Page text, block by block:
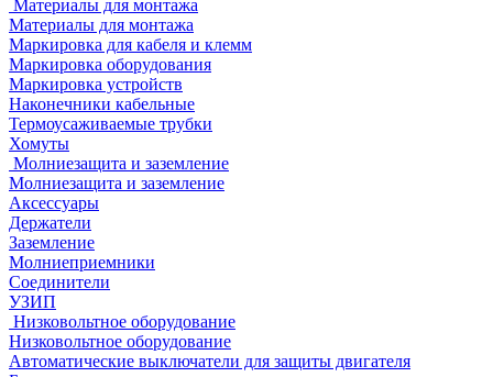
Материалы для монтажа
Материалы для монтажа
Маркировка для кабеля и клемм
Маркировка оборудования
Маркировка устройств
Наконечники кабельные
Термоусаживаемые трубки
Хомуты
Молниезащита и заземление
Молниезащита и заземление
Аксессуары
Держатели
Заземление
Молниеприемники
Соединители
УЗИП
Низковольтное оборудование
Низковольтное оборудование
Автоматические выключатели для защиты двигателя